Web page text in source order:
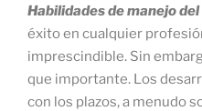
Habilidades de manejo
éxito en cualquier
imprescindible. Sin
que importante. Los
con los plazos, a menudo